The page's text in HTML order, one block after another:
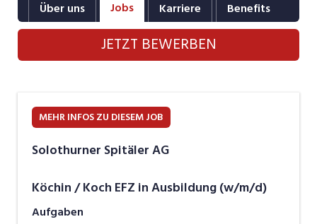
Industrie, Maschinenbau, Anlagenbau,
Produktion
Informatik, Telekommunikation
Körperpflege, Wellness
Marketing, Kommunikation, Medien, Druck
Medizin, Gesundheitswesen, Pflege
Über uns Jobs Karriere Benefits
JETZT BEWERBEN
MEHR INFOS ZU DIESEM JOB
Solothurner Spitäler AG
Köchin / Koch EFZ in Ausbildung (w/m/d)
Aufgaben